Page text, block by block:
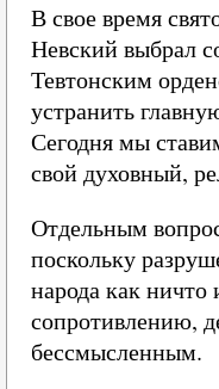
В свое время
Невский выбрал
Тевтонским
устранить
Сегодня мы
свой духовный,
Отдельным
поскольку
народа как ничто
сопротивлению,
бессмысленным.